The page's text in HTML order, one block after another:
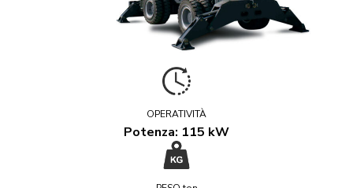
OPERATIVITÀ
Potenza: 115 kW